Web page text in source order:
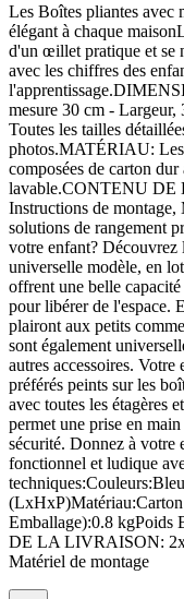
Les Boîtes pliantes avec
élégant à chaque
d'un œillet pratique et se
avec les chiffres des
mesure 30 cm -
Toutes les tailles
photos.MATÉRIAU: Les
composées de carton
lavable.CONTENU DE
Instructions de montage,
solutions de rangement
votre enfant?
universelle modèle, en
offrent une belle
pour libérer de l'espace.
plairont aux petits
sont également
autres accessoires.
préférés peints sur les
avec toutes les
permet une prise en
sécurité. Donnez à votre
fonctionnel et ludique
Emballage):0.8
DE LA LIVRAISON: 2x
Matériel de montage